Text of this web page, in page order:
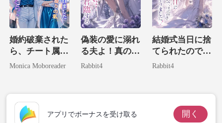
婚約破棄された
ら、チート属性
全部盛りの私が
Monica Moboreader
偽装の愛に溺れ
る夫よ！真の姿
現した妻が君臨
Rabbit4
結婚式当日に捨
てられたので、
そいつの宿敵に
Rabbit4
アプリでボーナスを受け取る 開く